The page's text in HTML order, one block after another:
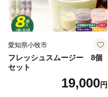
愛知県小牧市
フレッシュスムージー 8個
セット
19,000円